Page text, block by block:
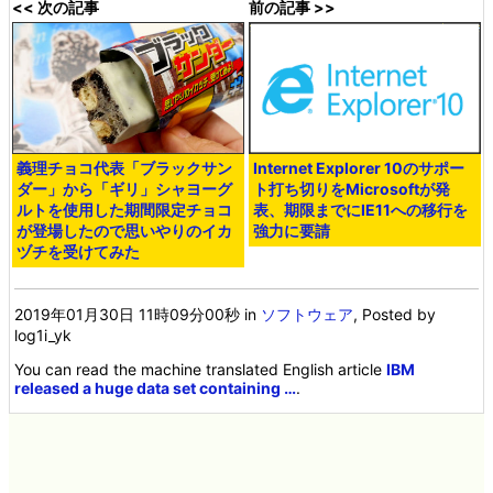
<< 次の記事
義理チョコ代表「ブラックサン
ダー」から「ギリ」シャヨーグ
ルトを使用した期間限定チョコ
が登場したので思いやりのイカ
ヅチを受けてみた
前の記事 >>
Internet Explorer 10のサポー
ト打ち切りをMicrosoftが発
表、期限までにIE11への移行を
強力に要請
2019年01月30日 11時09分00秒 in ソフトウェア, Posted by
log1i_yk
You can read the machine translated English articleIBM
released a huge data set containing ….